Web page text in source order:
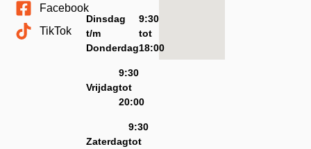
Facebook
TikTok
Dinsdag
t/m
Donderdag
9:30
tot
18:00
Vrijdag
9:30
tot
20:00
Zaterdag
9:30
tot